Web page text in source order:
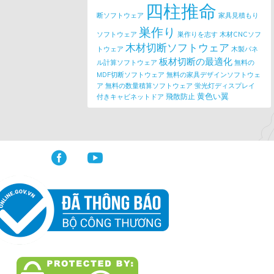
断ソフトウェア 四柱推命 家具見積もり
ソフトウェア 巣作り 巣作りを志す 木材CNCソフ
トウェア 木材切断ソフトウェア 木製パネ
ル計算ソフトウェア 板材切断の最適化 無料の
MDF切断ソフトウェア 無料の家具デザインソフトウェ
ア 無料の数量積算ソフトウェア 蛍光灯ディスプレイ
付きキャビネットドア 飛散防止 黄色い翼
 